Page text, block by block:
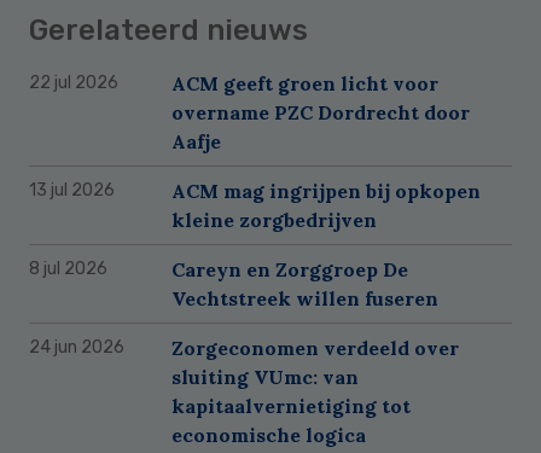
Gerelateerd nieuws
22 jul 2026
ACM geeft groen licht voor
overname PZC Dordrecht door
Aafje
13 jul 2026
ACM mag ingrijpen bij opkopen
kleine zorgbedrijven
8 jul 2026
Careyn en Zorggroep De
Vechtstreek willen fuseren
24 jun 2026
Zorgeconomen verdeeld over
sluiting VUmc: van
kapitaalvernietiging tot
economische logica